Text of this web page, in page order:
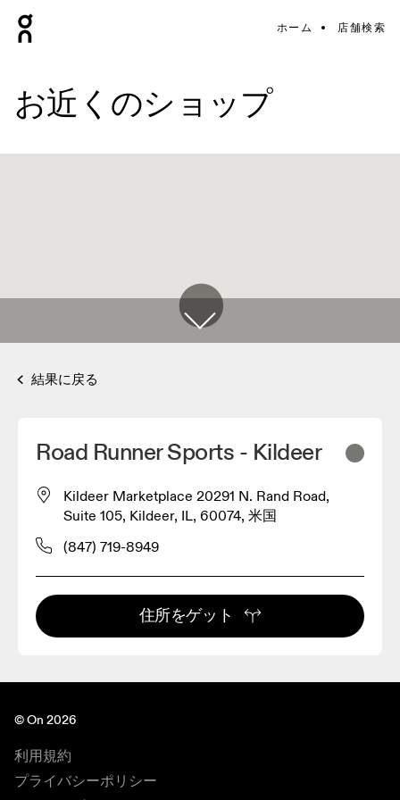
ホーム 店舗検索
お近くのショップ
結果に戻る
Road Runner Sports - Kildeer
Kildeer Marketplace 20291 N. Rand Road,
Suite 105, Kildeer, IL, 60074, 米国
(847) 719-8949
住所をゲット
© On 2026
利用規約
プライバシーポリシー